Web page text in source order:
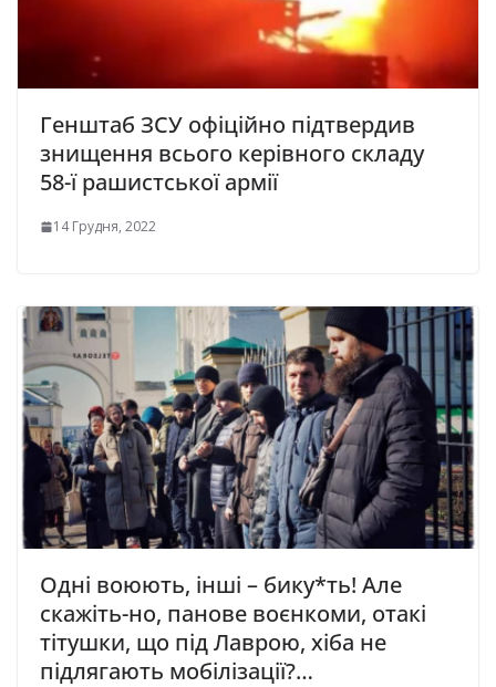
Генштаб ЗСУ офіційно підтвердив
знищення всього керівного складу
58-ї рашистської армії
14 Грудня, 2022
Одні воюють, інші – бику*ть! Але
скажіть-но, панове воєнкоми, отакі
тітушки, що під Лаврою, хіба не
підлягають мобілізації?…